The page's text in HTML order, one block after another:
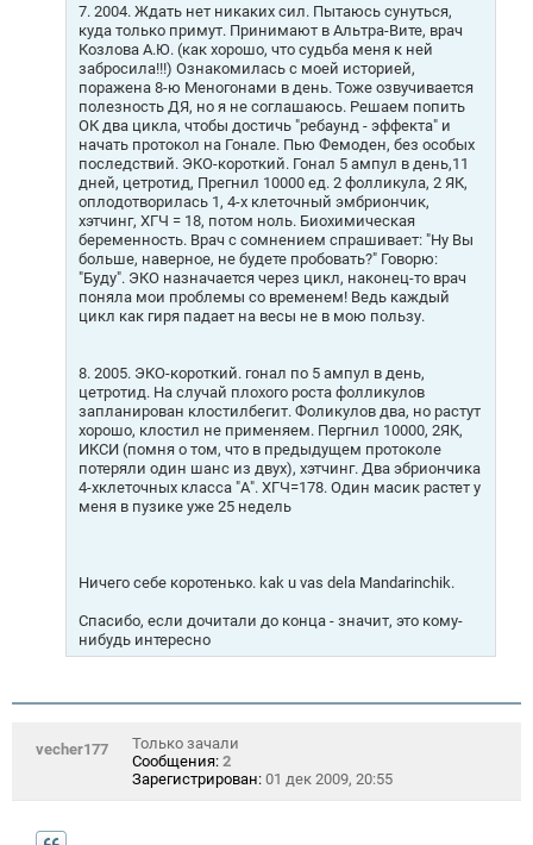
7. 2004. Ждать нет никаких сил. Пытаюсь сунуться,
куда только примут. Принимают в Альтра-Вите, врач
Козлова А.Ю. (как хорошо, что судьба меня к ней
забросила!!!) Ознакомилась с моей историей,
поражена 8-ю Меногонами в день. Тоже озвучивается
полезность ДЯ, но я не соглашаюсь. Решаем попить
ОК два цикла, чтобы достичь "ребаунд - эффекта" и
начать протокол на Гонале. Пью Фемоден, без особых
последствий. ЭКО-короткий. Гонал 5 ампул в день,11
дней, цетротид, Прегнил 10000 ед. 2 фолликула, 2 ЯК,
оплодотворилась 1, 4-х клеточный эмбриончик,
хэтчинг, ХГЧ = 18, потом ноль. Биохимическая
беременность. Врач с сомнением спрашивает: "Ну Вы
больше, наверное, не будете пробовать?" Говорю:
"Буду". ЭКО назначается через цикл, наконец-то врач
поняла мои проблемы со временем! Ведь каждый
цикл как гиря падает на весы не в мою пользу.
8. 2005. ЭКО-короткий. гонал по 5 ампул в день,
цетротид. На случай плохого роста фолликулов
запланирован клостилбегит. Фоликулов два, но растут
хорошо, клостил не применяем. Пергнил 10000, 2ЯК,
ИКСИ (помня о том, что в предыдущем протоколе
потеряли один шанс из двух), хэтчинг. Два эбриончика
4-хклеточных класса "А". ХГЧ=178. Один масик растет у
меня в пузике уже 25 недель
Ничего себе коротенько. kak u vas dela Mandarinchik.
Спасибо, если дочитали до конца - значит, это кому-
нибудь интересно
vecher177
Только зачали
Сообщения: 2
Зарегистрирован: 01 дек 2009, 20:55